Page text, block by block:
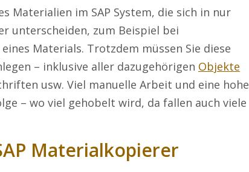
Materialien im SAP System, die sich in nur
unterscheiden, zum Beispiel bei
Materials. Trotzdem müssen Sie diese
– inklusive aller dazugehörigen Objekte
usw. Viel manuelle Arbeit und eine hohe
– wo viel gehobelt wird, da fallen auch viele
Materialkopierer